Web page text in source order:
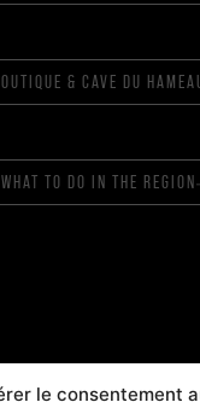
le consentement
& CAVE DU
WHAT TO DO IN THE REGION